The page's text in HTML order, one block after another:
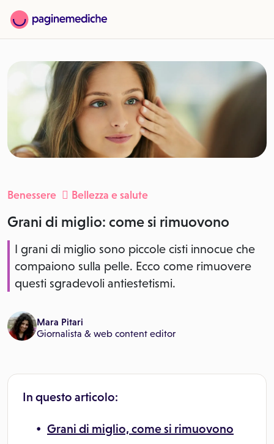
Benessere Bellezza e salute
Grani di miglio: come si rimuovono
I grani di miglio sono piccole cisti innocue che
compaiono sulla pelle. Ecco come rimuovere
questi sgradevoli antiestetismi.
Mara Pitari
Giornalista & web content editor
In questo articolo:
Grani di miglio, come si rimuovono